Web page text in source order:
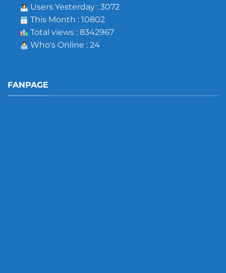
Users Yesterday : 3072
This Month : 10802
Total views : 8342967
Who's Online : 24
FANPAGE